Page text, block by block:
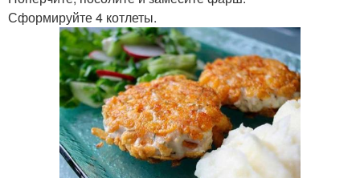
Сформируйте 4 котлеты.